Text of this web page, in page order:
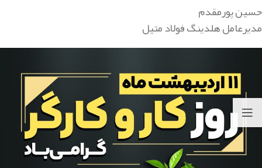
حسین پورمقدم
مدیرعامل هلدینگ فولاد متیل